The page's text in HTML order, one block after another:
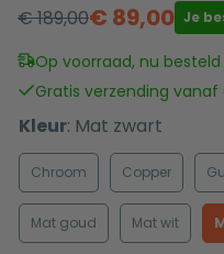
€189,00
Oorspronkelijke
prijs
was:
€ 189,00.
€ 89,00
Huidige
prijs
is:
€ 89,00.
Je
Op voorraad, nu
Gratis verzending vanaf
Kleur: Mat zwart
Chroom Copper
Mat goud Mat wit